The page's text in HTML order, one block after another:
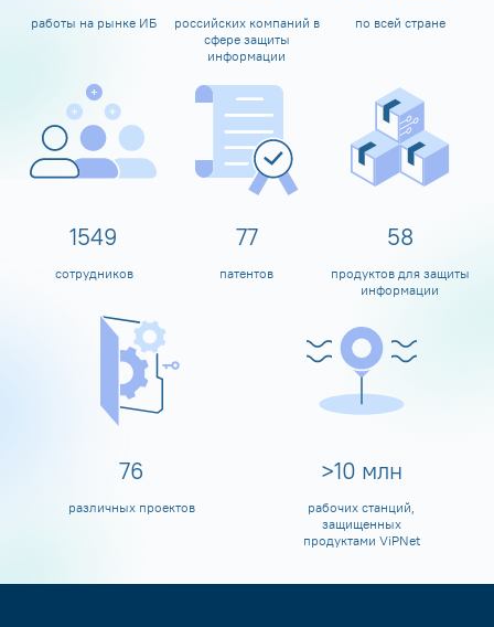
работы на рынке ИБ
российских компаний в
сфере защиты
информации
по всей стране
1600
сотрудников
80
патентов
60
продуктов для защиты
информации
80
различных проектов
>10 млн
рабочих станций,
защищенных
продуктами ViPNet